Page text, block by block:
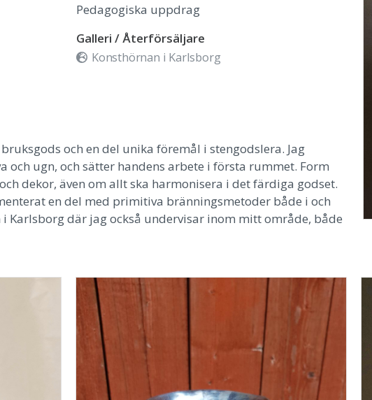
Pedagogiska uppdrag
Galleri / Återförsäljare
Konsthörnan i Karlsborg
och en del unika föremål i stengodslera. Jag
och ugn, och sätter handens arbete i första rummet. Form
dekor, även om allt ska harmonisera i det färdiga godset.
en del med primitiva bränningsmetoder både i och
Karlsborg där jag också undervisar inom mitt område, både